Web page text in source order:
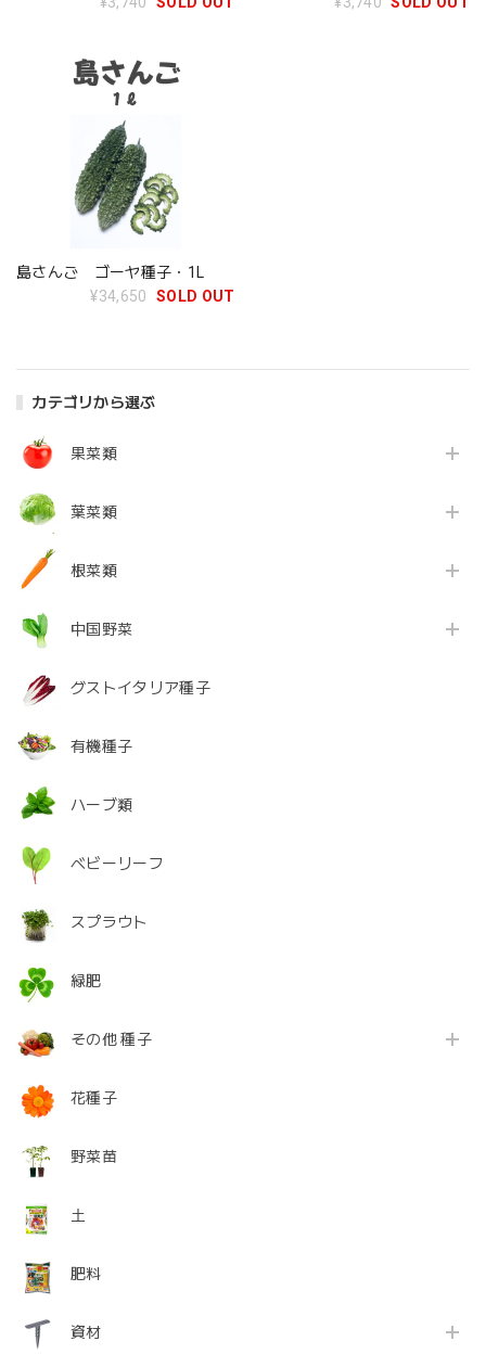
カテゴリから選ぶ
果菜類
葉菜類
根菜類
中国野菜
グストイタリア種子
有機種子
ハーブ類
ベビーリーフ
スプラウト
緑肥
その他 種子
花種子
野菜苗
土
肥料
資材
島さんご ゴーヤ種子・1L
¥34,650
SOLD OUT